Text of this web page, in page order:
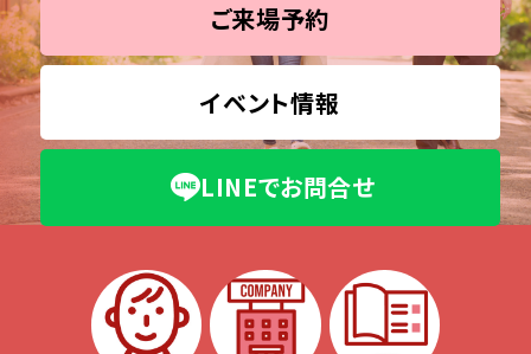
ご来場予約
イベント情報
LINEでお問合せ